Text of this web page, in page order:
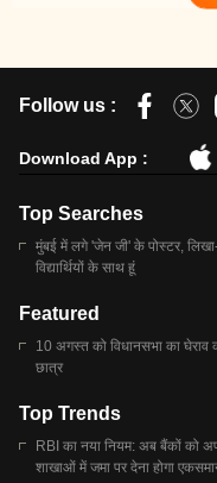
Follow us :
Download App :
Top Searches
मुंबई में लगे 'जेन जी' के पोस्टर,
विद्यार्थियों के साथ हूं
Featured
10 अगस्त को विधानसभा का घेराव
छात्र
Top Trends
RBI का नया नियम: अब बैंकों को
शाखाओं में जमा पर देना होगा